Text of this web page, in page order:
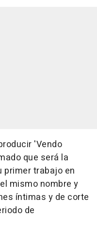
'Vendo
que será la
primer trabajo en
mismo nombre y
íntimas y de corte
de